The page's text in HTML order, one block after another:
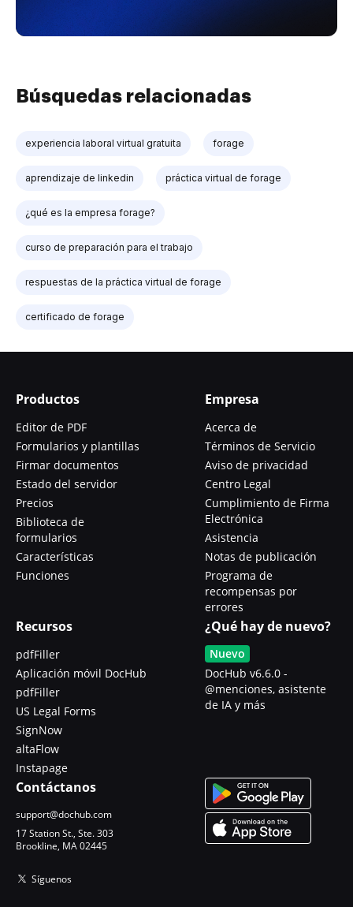
Búsquedas relacionadas
experiencia laboral virtual gratuita forage
aprendizaje de linkedin práctica virtual de forage
¿qué es la empresa forage?
curso de preparación para el trabajo
respuestas de la práctica virtual de forage
certificado de forage
Productos
Editor de PDF
Formularios y plantillas
Firmar documentos
Estado del servidor
Precios
Biblioteca de
formularios
Características
Funciones
Empresa
Acerca de
Términos de Servicio
Aviso de privacidad
Centro Legal
Cumplimiento de Firma
Electrónica
Asistencia
Notas de publicación
Programa de
recompensas por
errores
Recursos
pdfFiller
Aplicación móvil DocHub
pdfFiller
US Legal Forms
SignNow
altaFlow
Instapage
¿Qué hay de nuevo?
Nuevo
DocHub v6.6.0 -
@menciones, asistente
de IA y más
Contáctanos
support@dochub.com
17 Station St., Ste. 303
Brookline, MA 02445
Síguenos